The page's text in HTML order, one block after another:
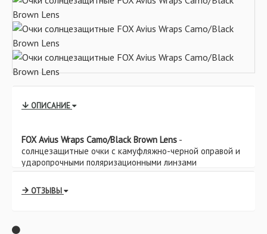
ОПИСАНИЕ
FOX Avius Wraps Camo/Black Brown Lens -
солнцезащитные очки с камуфляжно-черной оправой и
ударопрочными поляризационными линзами
коричневого цвета. Широкие линзы не только защитают
Ваши глаза от солнца, но и обеспечивают широкий
диапазон обзора. Изящные дужки удобно прилегают к
ОТЗЫВЫ